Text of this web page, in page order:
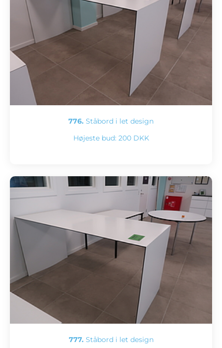
776. Ståbord i let design
Højeste bud: 200 DKK
777. Ståbord i let design